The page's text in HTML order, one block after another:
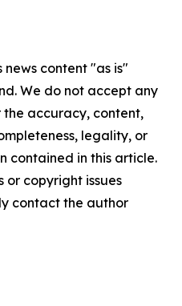
news content "as is"
We do not accept any
accuracy, content,
legality, or
contained in this article.
or copyright issues
contact the author